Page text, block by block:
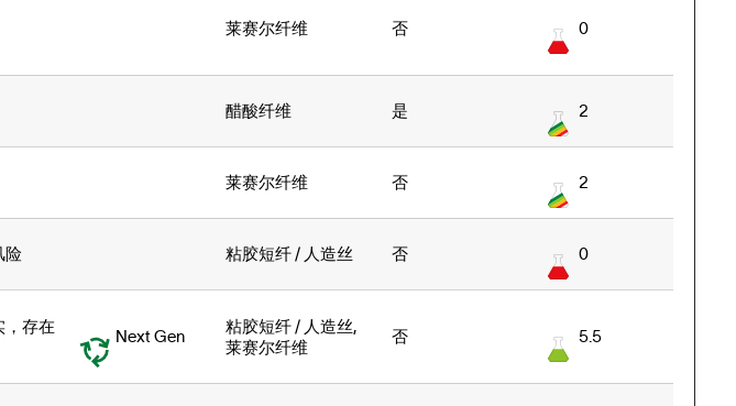
莱赛尔纤维 否 0
醋酸纤维 是 2
莱赛尔纤维 否 2
险 粘胶短纤 / 人造丝 否 0
，存在
Next Gen
粘胶短纤 / 人造丝,
莱赛尔纤维
否 5.5